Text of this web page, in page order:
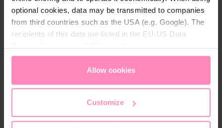
optional cookies, data may be transmitted to companies
from third countries such as the USA (e.g. Google). The
recipients of this data are listed in the EU-US Data
appropriate level of data protection. You canaccept all
only allow necessary cookies
access and change your chosen setting at any time in
Allow cookies
Customize